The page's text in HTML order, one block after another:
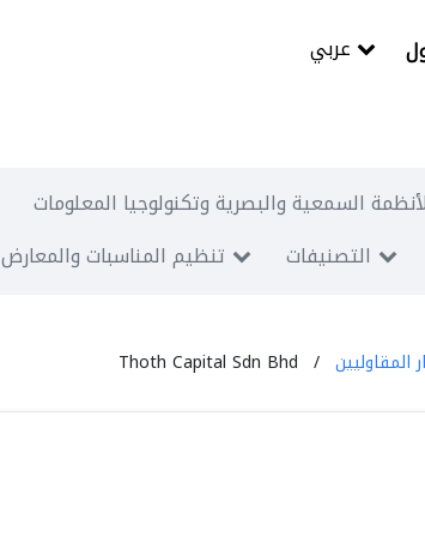
السمعية والبصرية وتكنولوجيا المعلومات
تنظيم المناسبات والمعارض التصنيفات
المقاوليين Thoth Capital Sdn Bhd